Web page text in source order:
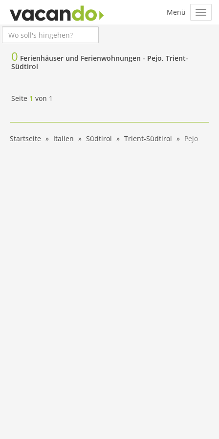
0 Ferienhäuser und Ferienwohnungen - Pejo, Trient-
Südtirol
Seite 1 von 1
Startseite Italien Südtirol Trient-Südtirol Pejo